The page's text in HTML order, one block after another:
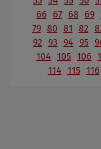
66
67 68 69
79 80 81 82
92 93 94 95
104 105 106
114 115 116